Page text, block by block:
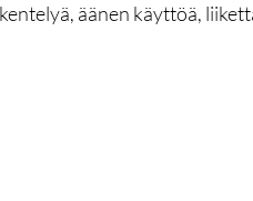
äänen käyttöä,